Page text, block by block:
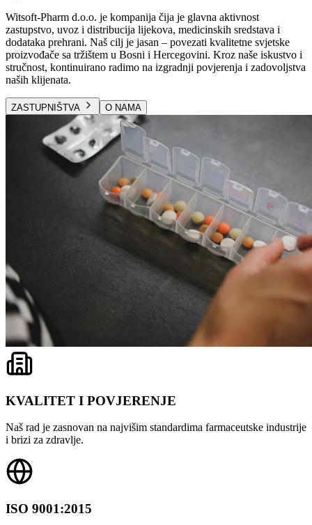
Witsoft-Pharm d.o.o. je kompanija čija je glavna aktivnost
zastupstvo, uvoz i distribucija lijekova, medicinskih sredstava i
dodataka prehrani. Naš cilj je jasan – povezati kvalitetne svjetske
proizvođače sa tržištem u Bosni i Hercegovini. Kroz naše iskustvo i
stručnost, kontinuirano radimo na izgradnji povjerenja i zadovoljstva
naših klijenata.
ZASTUPNIŠTVA O NAMA
KVALITET I POVJERENJE
Naš rad je zasnovan na najvišim standardima farmaceutske industrije
i brizi za zdravlje.
ISO 9001:2015